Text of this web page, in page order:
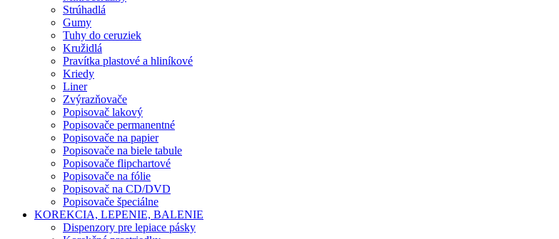
Strúhadlá
Gumy
Tuhy do ceruziek
Kružidlá
Pravítka plastové a hliníkové
Kriedy
Liner
Zvýrazňovače
Popisovač lakový
Popisovače permanentné
Popisovače na papier
Popisovače na biele tabule
Popisovače flipchartové
Popisovače na fólie
Popisovač na CD/DVD
Popisovače špeciálne
KOREKCIA, LEPENIE, BALENIE
Dispenzory pre lepiace pásky